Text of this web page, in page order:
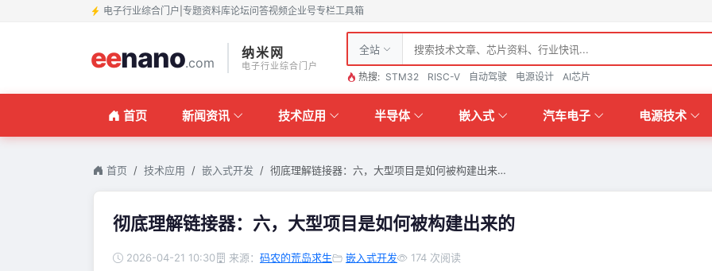
电子行业综合门户 专题资料库论坛问答视频企业号专栏工具箱
eenano.com
纳米网
电子行业综合门户
全站
热搜: STM32 RISC-V 自动驾驶 电源设计 AI芯片
首页 新闻资讯 技术应用 半导体 嵌入式 汽车电子 电源技术
首页 技术应用 嵌入式开发 彻底理解链接器：六，大型项目是如何被构建出来…
彻底理解链接器：六，大型项目是如何被构建出来的
2026-04-21 10:30 来源： 码农的荒岛求生 嵌入式开发 174 次阅读